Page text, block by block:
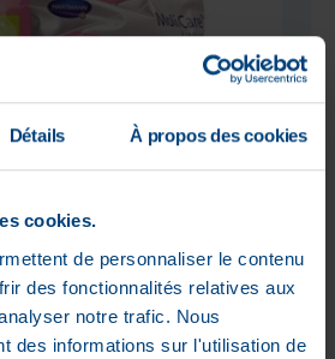
Détails À propos des cookies
cookies.
de personnaliser le contenu
des fonctionnalités relatives aux
notre trafic. Nous
des informations sur l'utilisation de